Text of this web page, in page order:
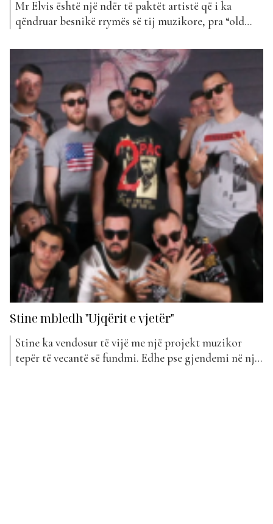
Mr Elvis është një ndër të paktët artistë që i ka
qëndruar besnikë rrymës së tij muzikore, pra “old
shumë kohësh mungesë në treg, reperi është rikthyer
me një projekt “solo”, i cili për hir të së vërtetës
është një “diss” për të...
Stine mbledh "Ujqërit e vjetër"
Stine ka vendosur të vijë me një projekt muzikor
tepër të vecantë së fundmi. Edhe pse gjendemi në një